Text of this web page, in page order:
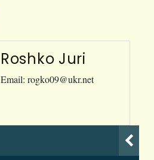
Roshko Juri
Email: rogko09@ukr.net